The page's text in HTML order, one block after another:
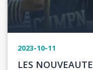
2023-10-11
Titre
LES